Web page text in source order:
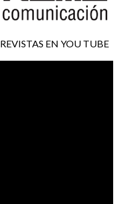
EN YOU TUBE